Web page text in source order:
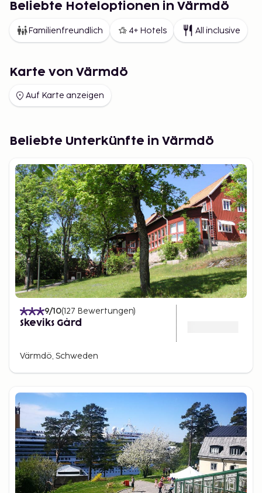
Beliebte Hoteloptionen in Värmdö
Familienfreundlich 4+ Hotels All inclusive
Karte von Värmdö
Auf Karte anzeigen
Beliebte Unterkünfte in Värmdö
9/10(127 Bewertungen)
Skeviks Gård
Värmdö, Schweden